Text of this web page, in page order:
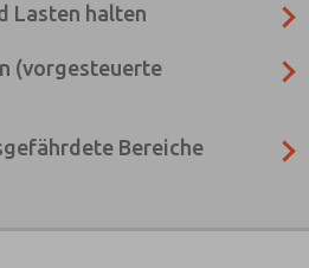
Lasten halten
(vorgesteuerte
Bereiche